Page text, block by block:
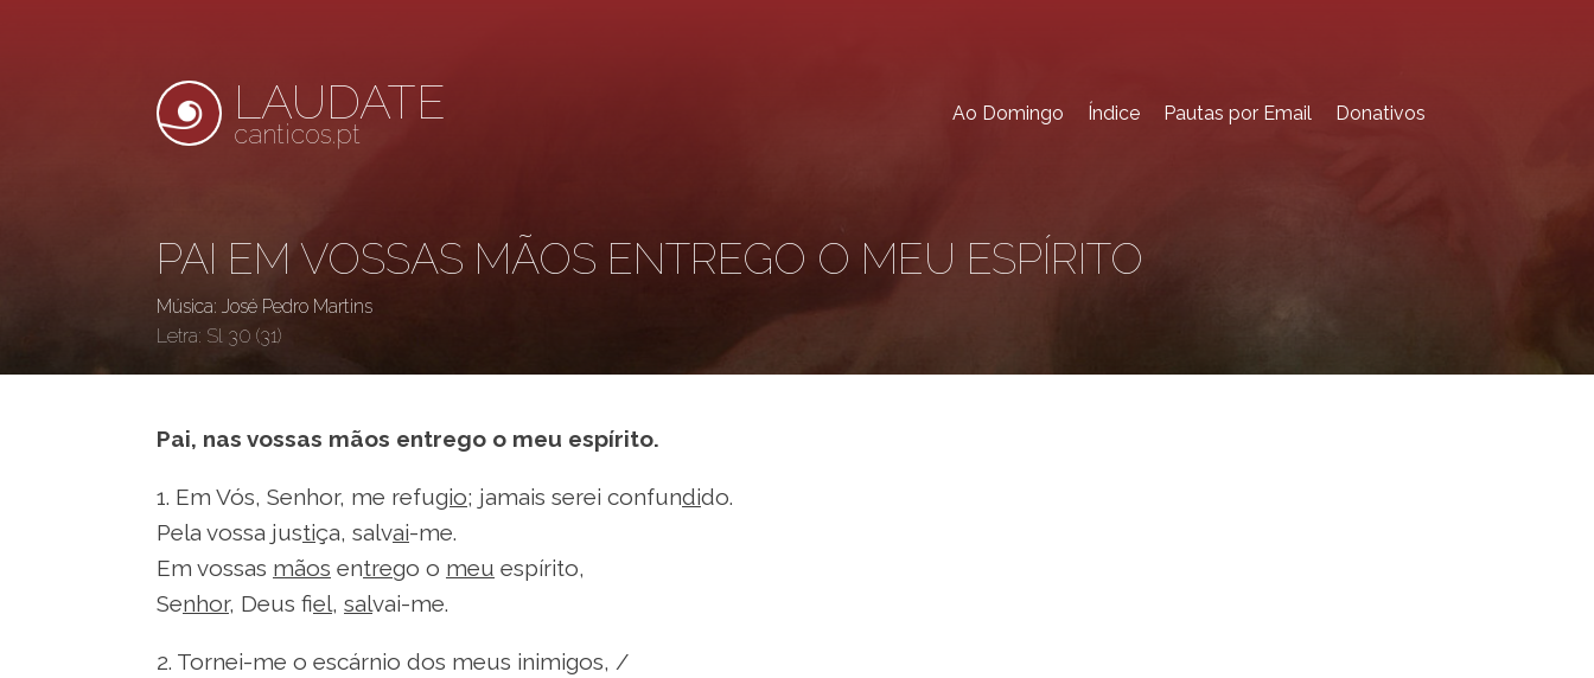
LAUDATE
canticos.pt
Ao Domingo Índice Pautas por Email Donativos
PAI EM VOSSAS MÃOS ENTREGO O MEU ESPÍRITO
Música: José Pedro Martins
Letra: Sl 30 (31)
Pai, nas vossas mãos entrego o meu espírito.
1. Em Vós, Senhor, me refugio; jamais serei confundido.
Pela vossa justiça, salvai-me.
Em vossas mãos entrego o meu espírito,
Senhor, Deus fiel, salvai-me.
2. Tornei-me o escárnio dos meus inimigos, /